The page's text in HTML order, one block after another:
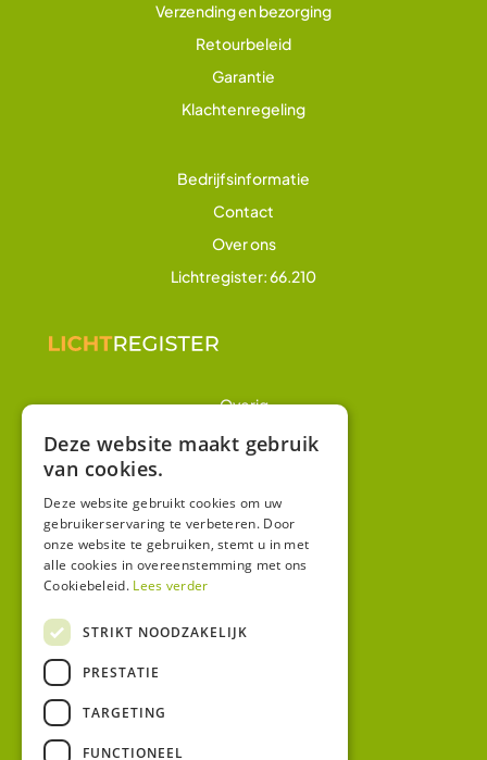
Verzending en bezorging
Retourbeleid
Garantie
Klachtenregeling
Bedrijfsinformatie
Contact
Over ons
Lichtregister: 66.210
Overig
Winkel
Algemene voorwaarden
Privacy
Bezoekadres:
Deze website maakt gebruik
van cookies.
Deze website gebruikt cookies om uw
gebruikerservaring te verbeteren. Door
onze website te gebruiken, stemt u in met
alle cookies in overeenstemming met ons
Cookiebeleid. Lees verder
STRIKT NOODZAKELIJK
PRESTATIE
TARGETING
FUNCTIONEEL